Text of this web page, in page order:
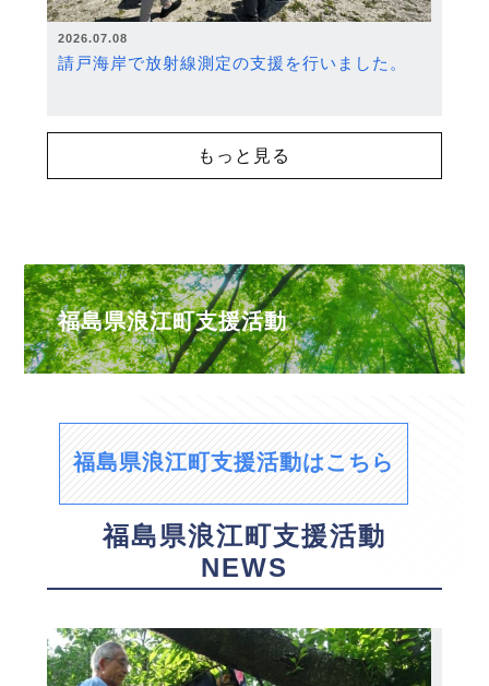
2026.07.08
請戸海岸で放射線測定の支援を行いました。
もっと見る
福島県浪江町支援活動
福島県浪江町支援活動はこちら
福島県浪江町支援活動
NEWS